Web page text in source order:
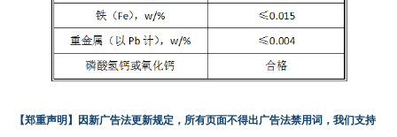
【郑重声明】 因新广告法更新规定，所有页面不得出广告法禁用词，我们支持